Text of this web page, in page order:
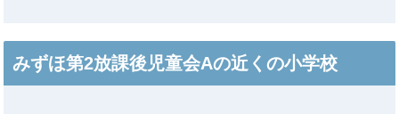
みずほ第2放課後児童会Aの近くの小学校